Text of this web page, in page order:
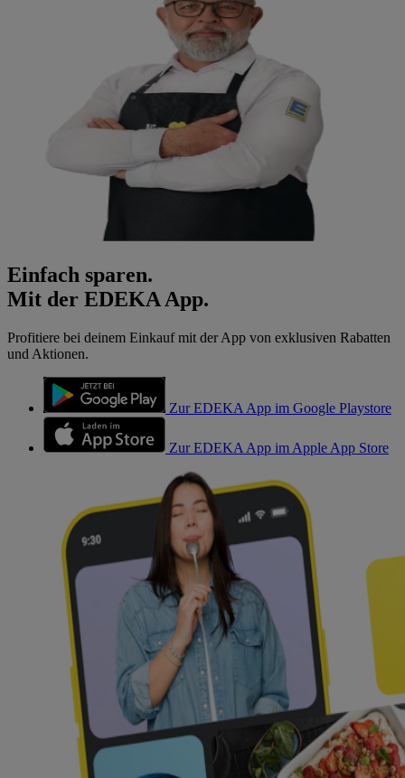
Einfach sparen.
Mit der EDEKA App.
Profitiere bei deinem Einkauf mit der App von exklusiven Rabatten
und Aktionen.
Zur EDEKA App im Google Playstore
Zur EDEKA App im Apple App Store